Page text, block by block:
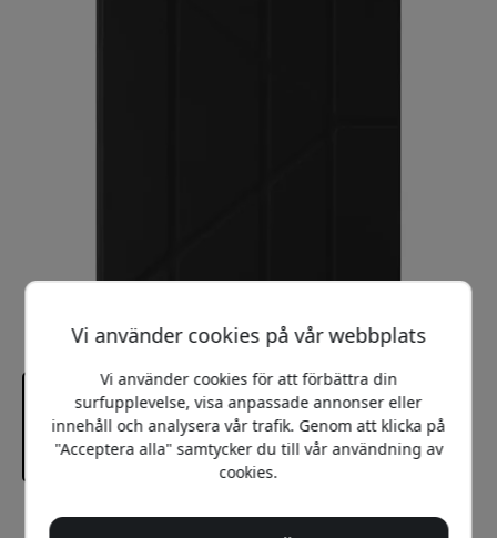
Rekommenderat pris
Vi använder cookies på vår webbplats
Vi använder cookies för att förbättra din
surfupplevelse, visa anpassade annonser eller
innehåll och analysera vår trafik. Genom att klicka på
"Acceptera alla" samtycker du till vår användning av
cookies.